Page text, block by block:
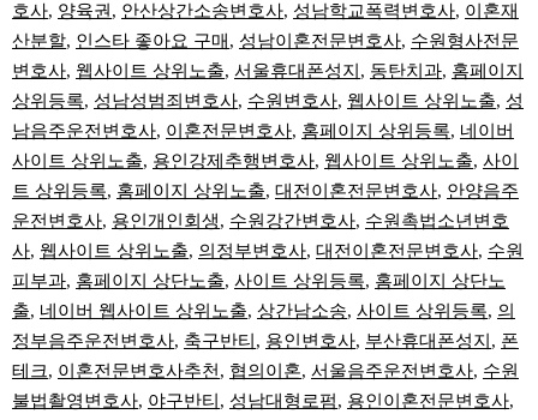
호사, 양육권 , 안산상간소송변호사, 성남학교폭력변호사, 이혼재
산분할, 인스타 좋아요 구매 , 성남이혼전문변호사, 수원형사전문
변호사, 웹사이트 상위노출, 서울휴대폰성지 , 동탄치과, 홈페이지
상위등록, 성남성범죄변호사, 수원변호사, 웹사이트 상위노출, 성
남음주운전변호사, 이혼전문변호사, 홈페이지 상위등록, 네이버
사이트 상위노출, 용인강제추행변호사, 웹사이트 상위노출, 사이
트 상위등록, 홈페이지 상위노출, 대전이혼전문변호사, 안양음주
운전변호사, 용인개인회생, 수원강간변호사, 수원촉법소년변호
사, 웹사이트 상위노출, 의정부변호사, 대전이혼전문변호사, 수원
피부과, 홈페이지 상단노출, 사이트 상위등록, 홈페이지 상단노
출, 네이버 웹사이트 상위노출, 상간남소송, 사이트 상위등록, 의
정부음주운전변호사, 축구반티 , 용인변호사, 부산휴대폰성지 , 폰
테크, 이혼전문변호사추천 , 협의이혼, 서울음주운전변호사, 수원
불법촬영변호사, 야구반티 , 성남대형로펌, 용인이혼전문변호사,